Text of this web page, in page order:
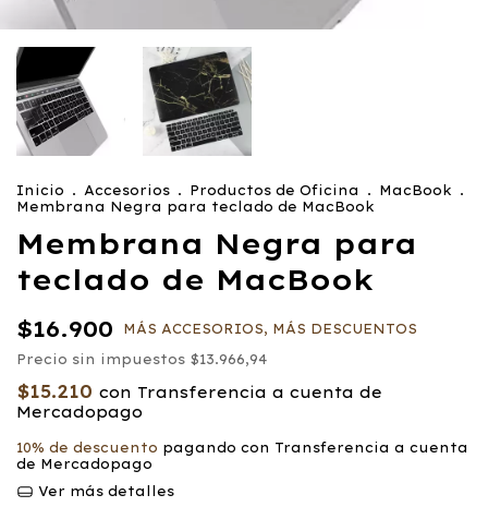
Inicio . Accesorios . Productos de Oficina . MacBook .
Membrana Negra para teclado de MacBook
Membrana Negra para
teclado de MacBook
$16.900
MÁS ACCESORIOS, MÁS DESCUENTOS
Precio sin impuestos $13.966,94
$15.210 con Transferencia a cuenta de
Mercadopago
10% de descuento pagando con Transferencia a cuenta
de Mercadopago
Ver más detalles